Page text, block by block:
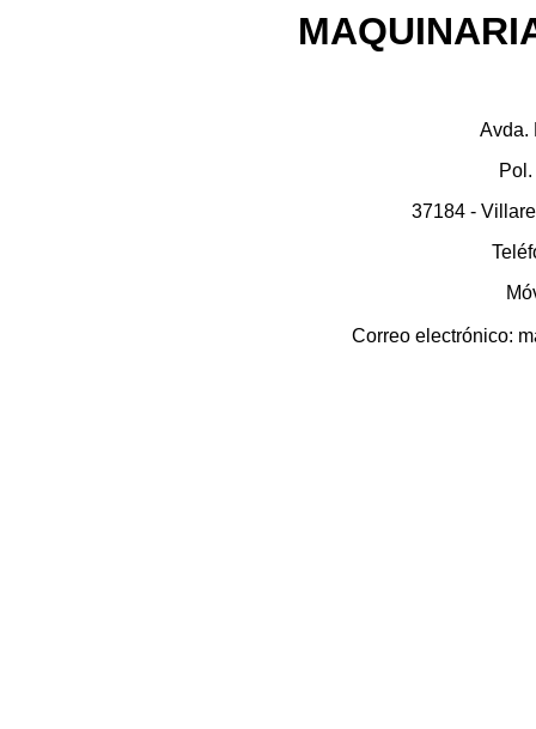
Avda.
37184 -
Correo electrónico: